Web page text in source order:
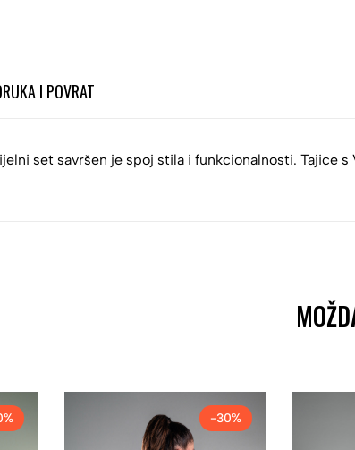
I POVRAT
set savršen je spoj stila i funkcionalnosti. Tajice
-30%